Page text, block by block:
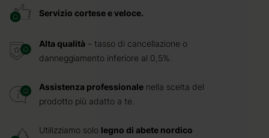
Servizio cortese e veloce.
Alta qualità – tasso di cancellazione o
danneggiamento inferiore al 0,5%.
Assistenza professionale nella scelta del
prodotto più adatto a te.
Utilizziamo solo legno di abete nordico